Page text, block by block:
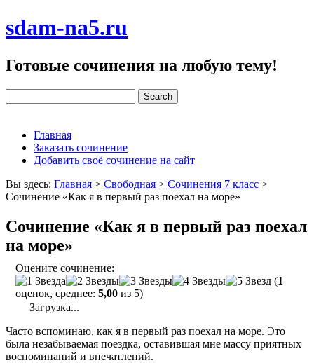
sdam-na5.ru
Готовые сочинения на любую тему!
Главная
Заказать сочинение
Добавить своё сочинение на сайт
Вы здесь: Главная > Свободная > Сочинения 7 класс >
Сочинение «Как я в первый раз поехал на море»
Сочинение «Как я в первый раз поехал
на море»
Оцените сочинение:
(1
оценок, среднее: 5,00 из 5)
Загрузка...
Часто вспоминаю, как я в первый раз поехал на море. Это
была незабываемая поездка, оставившая мне массу приятных
воспоминаний и впечатлений.